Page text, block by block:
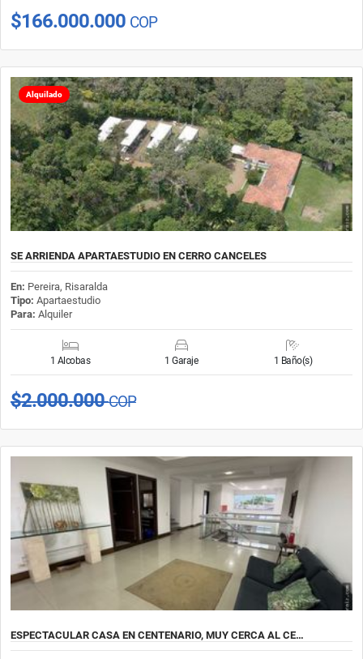
$166.000.000 COP
Alquilado
SE ARRIENDA APARTAESTUDIO EN CERRO CANCELES
En: Pereira, Risaralda
Tipo: Apartaestudio
Para: Alquiler
1 Alcobas 1 Garaje 1 Baño(s)
$2.000.000COP
ESPECTACULAR CASA EN CENTENARIO, MUY CERCA AL CE…